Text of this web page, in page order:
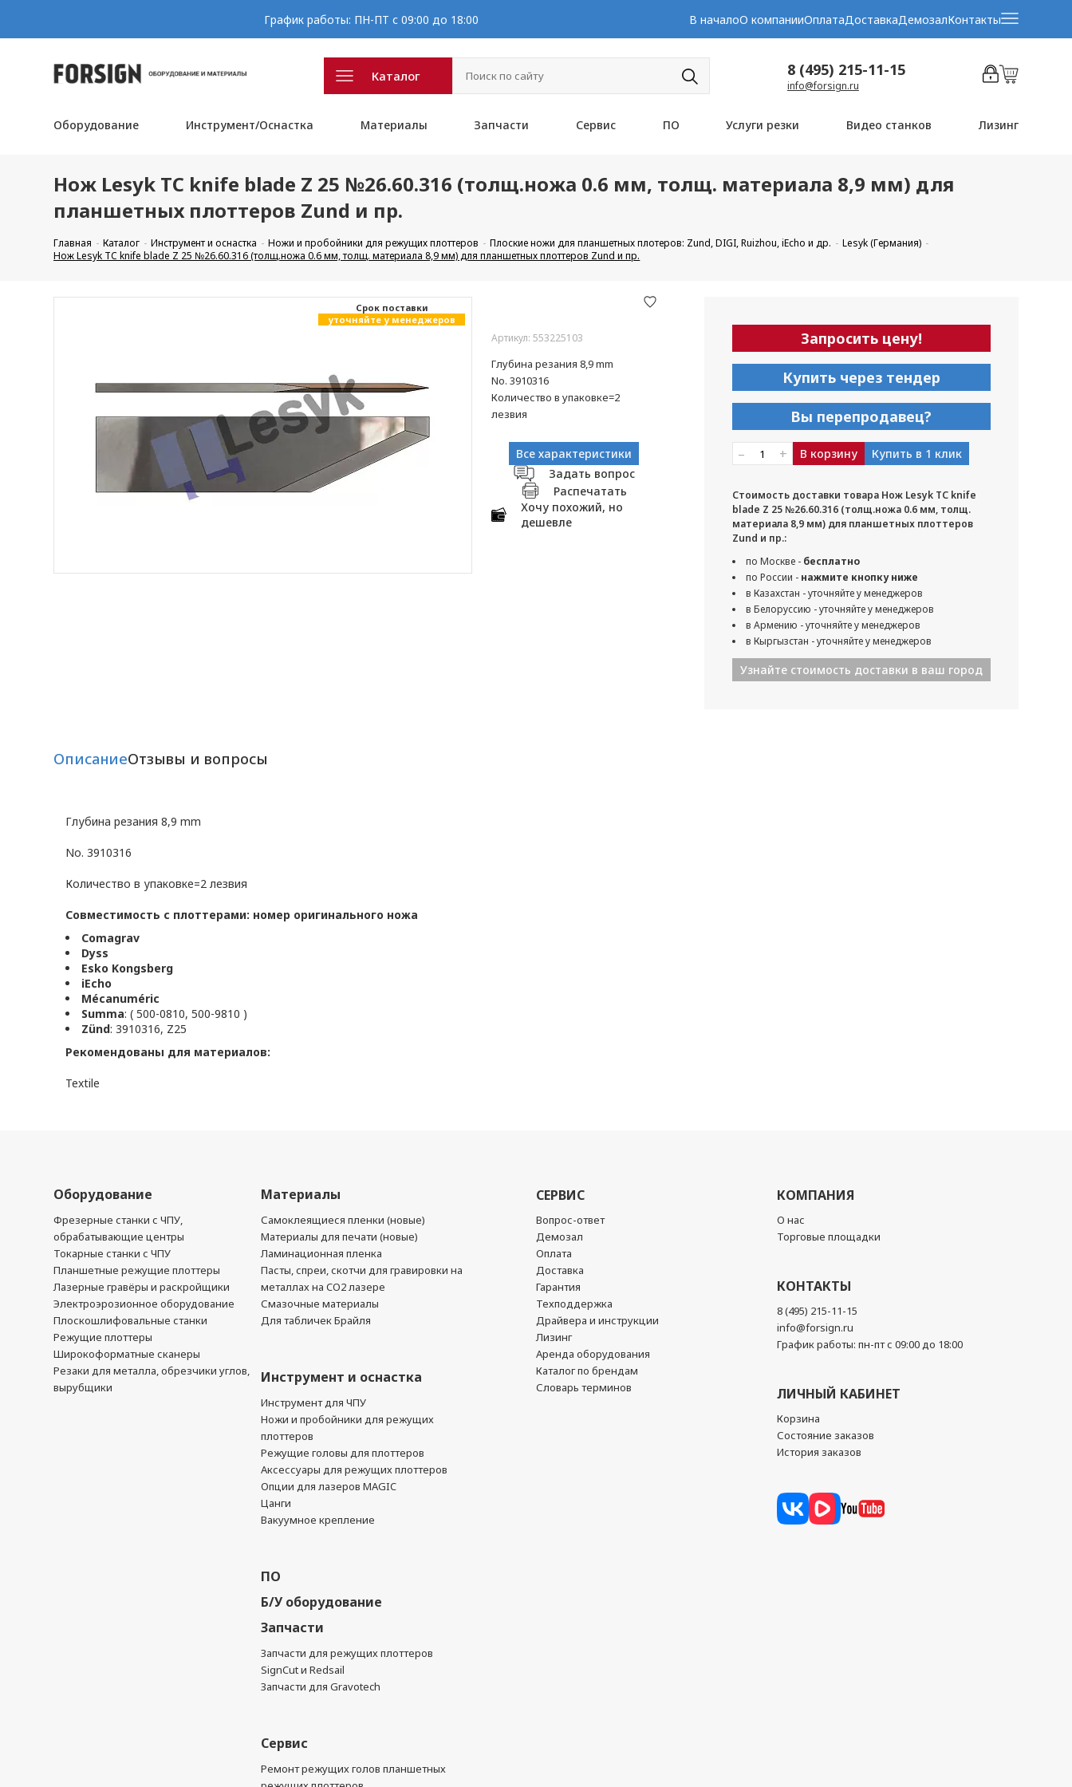
График работы: ПН-ПТ с 09:00 до 18:00 В началоО компанииОплатаДоставкаДемозалКонтакты
Каталог 8 (495) 215-11-15
info@forsign.ru
Оборудование Инструмент/Оснастка Материалы Запчасти Сервис ПО Услуги резки Видео станков Лизинг
Нож Lesyk TC knife blade Z 25 №26.60.316 (толщ.ножа 0.6 мм, толщ. материала 8,9 мм) для
планшетных плоттеров Zund и пр.
Главная Каталог Инструмент и оснастка Ножи и пробойники для режущих плоттеров Плоские ножи для планшетных плотеров: Zund, DIGI, Ruizhou, iEcho и др.
Lesyk (Германия)
Нож Lesyk TC knife blade Z 25 №26.60.316 (толщ.ножа 0.6 мм, толщ. материала 8,9 мм) для планшетных плоттеров Zund и пр.
Cрок поставки
уточняйте у менеджеров
Артикул: 553225103
Глубина резания 8,9 mm
No. 3910316
Количество в упаковке=2
лезвия
Все характеристики
Задать вопрос
Распечатать
Хочу похожий, но
дешевле
Запросить цену!
Купить через тендер
Вы перепродавец?
– + В корзину Купить в 1 клик
Стоимость доставки товара Нож Lesyk TC knife
blade Z 25 №26.60.316 (толщ.ножа 0.6 мм, толщ.
материала 8,9 мм) для планшетных плоттеров
Zund и пр.:
по Москве - бесплатно
по России - нажмите кнопку ниже
в Казахстан - уточняйте у менеджеров
в Белоруссию - уточняйте у менеджеров
в Армению - уточняйте у менеджеров
в Кыргызстан - уточняйте у менеджеров
Узнайте стоимость доставки в ваш город
ОписаниеОтзывы и вопросы
Глубина резания 8,9 mm
No. 3910316
Количество в упаковке=2 лезвия
Совместимость с плоттерами: номер оригинального ножа
Comagrav
Dyss
Esko Kongsberg
iEcho
Mécanuméric
Summa: ( 500-0810, 500-9810 )
Zünd: 3910316, Z25
Рекомендованы для материалов:
Textile
Оборудование
Фрезерные станки с ЧПУ,
обрабатывающие центры
Токарные станки с ЧПУ
Планшетные режущие плоттеры
Лазерные гравёры и раскройщики
Электроэрозионное оборудование
Плоскошлифовальные станки
Режущие плоттеры
Широкоформатные сканеры
Резаки для металла, обрезчики углов,
вырубщики
Материалы
Самоклеящиеся пленки (новые)
Материалы для печати (новые)
Ламинационная пленка
Пасты, спреи, скотчи для гравировки на
металлах на CO2 лазере
Смазочные материалы
Для табличек Брайля
Инструмент и оснастка
Инструмент для ЧПУ
Ножи и пробойники для режущих
плоттеров
Режущие головы для плоттеров
Аксессуары для режущих плоттеров
Опции для лазеров MAGIC
Цанги
Вакуумное крепление
ПО
Б/У оборудование
Запчасти
Запчасти для режущих плоттеров
SignCut и Redsail
Запчасти для Gravotech
Сервис
Ремонт режущих голов планшетных
СЕРВИС
Вопрос-ответ
Демозал
Оплата
Доставка
Гарантия
Техподдержка
Драйвера и инструкции
Лизинг
Аренда оборудования
Каталог по брендам
Словарь терминов
КОМПАНИЯ
О нас
Торговые площадки
КОНТАКТЫ
8 (495) 215-11-15
info@forsign.ru
График работы: пн-пт с 09:00 до 18:00
ЛИЧНЫЙ КАБИНЕТ
Корзина
Состояние заказов
История заказов